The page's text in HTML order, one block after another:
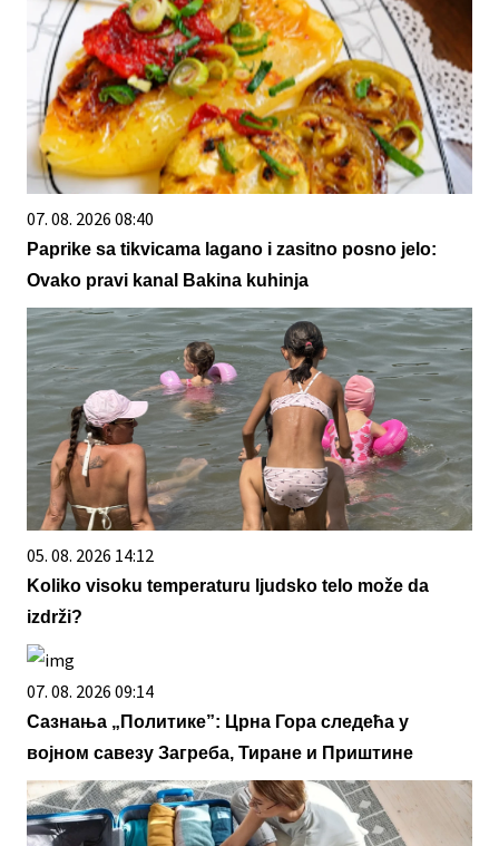
07. 08. 2026 08:40
Paprike sa tikvicama lagano i zasitno posno jelo:
Ovako pravi kanal Bakina kuhinja
05. 08. 2026 14:12
Koliko visoku temperaturu ljudsko telo može da
izdrži?
07. 08. 2026 09:14
Сазнања „Политике”: Црна Гора следећа у
војном савезу Загреба, Тиране и Приштине